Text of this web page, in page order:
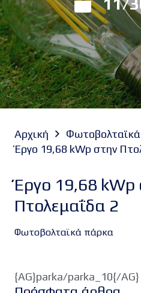
Αρχική
Έργο 19,68 kWp στην
Έργο 19,68 kWp
Πτολεμαΐδα 2
Φωτοβολταϊκά πάρκα
{AG}parka/parka_10{/AG}